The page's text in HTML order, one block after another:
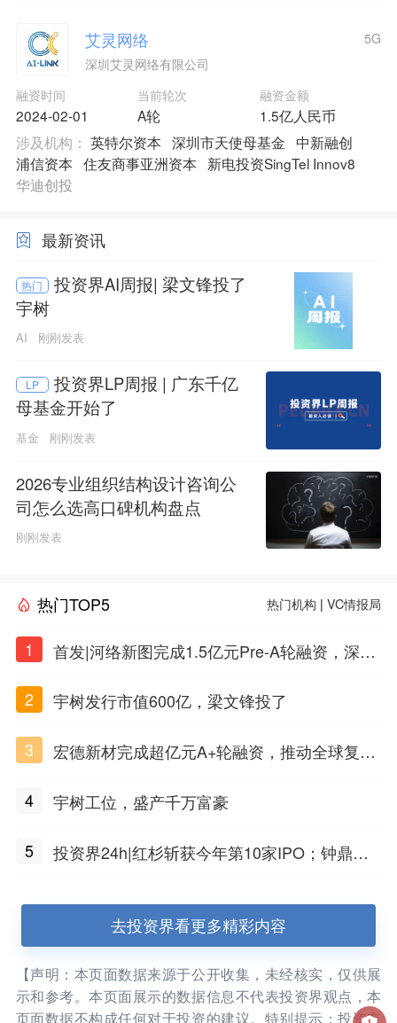
艾灵网络
深圳艾灵网络有限公司
融资时间
2024-02-01
当前轮次
A轮
融资金额
1.5亿人民币
5G
涉及机构： 英特尔资本 深圳市天使母基金
中新融创
浦信资本 住友商事亚洲资本
新电投资SingTel Innov8
华迪创投
最新资讯
热门
投资界AI周报| 梁文锋投了
宇树
AI 刚刚发表
LP
投资界LP周报 | 广东千亿
母基金开始了
基金 刚刚发表
2026专业组织结构设计咨询公
司怎么选高口碑机构盘点
刚刚发表
热门TOP5 热门机构 |VC情报局
1
首发|河络新图完成1.5亿元Pre-A轮融资，深耕i
2
宇树发行市值600亿，梁文锋投了
3
宏德新材完成超亿元A+轮融资，推动全球复合
4
宇树工位，盛产千万富豪
5
投资界24h|红杉斩获今年第10家IPO；钟鼎投
水
去投资界看更多精彩内容
【声明：本页面数据来源于公开收集，未经核实，仅供展
示和参考。本页面展示的数据信息不代表投资界观点，本
页面数据不构成任何对于投资的建议。特别提示：投资有